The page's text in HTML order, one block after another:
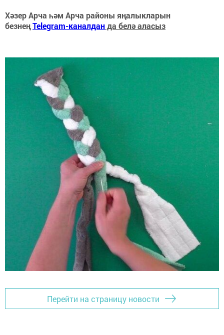
Хәзер Арча һәм Арча районы яңалыкларын
безнеңTelegram-каналданда белә аласыз
Перейти на страницу новости